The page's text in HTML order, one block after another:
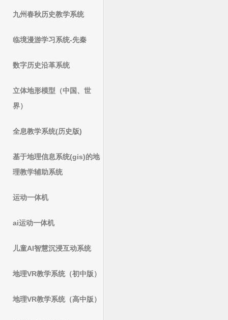
九州春秋历史教学系统
临境漫游学习系统-先秦
数字历史沿革系统
立体地形模型（中国、世
界）
全息教学系统(历史版)
基于地理信息系统(gis)的地
理教学辅助系统
运动一体机
ai运动一体机
儿童AI智慧沉浸互动系统
地理VR教学系统（初中版）
地理VR教学系统（高中版）